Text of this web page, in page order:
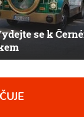
se k